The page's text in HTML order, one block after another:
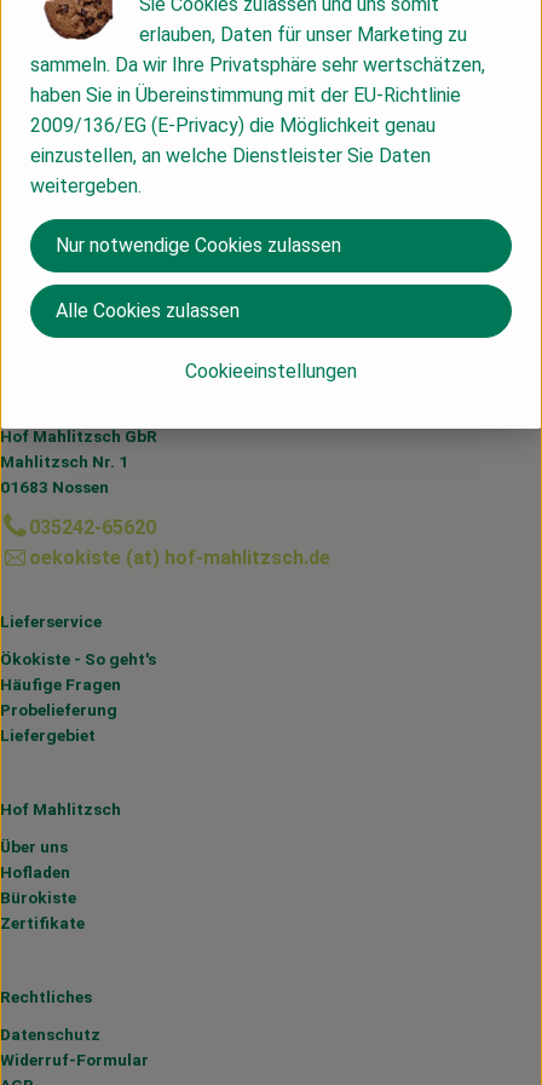
Info
Produktinformationen
Herkunft
Sachsen
Du hast eine Frage? Wir helfen dir gerne:
Hof Mahlitzsch GbR
Mahlitzsch Nr. 1
01683 Nossen
035242-65620
oekokiste (at) hof-mahlitzsch.de
Lieferservice
Ökokiste - So geht's
Häufige Fragen
Probelieferung
Liefergebiet
Hof Mahlitzsch
Über uns
Hofladen
Bürokiste
Zertifikate
Rechtliches
Datenschutz
Widerruf-Formular
erlauben, Daten für unser Marketing zu
sammeln. Da wir Ihre Privatsphäre sehr wertschätzen,
haben Sie in Übereinstimmung mit der EU-Richtlinie
2009/136/EG (E-Privacy) die Möglichkeit genau
einzustellen, an welche Dienstleister Sie Daten
weitergeben.
Cookieeinstellungen
Nur notwendige Cookies zulassen
Alle Cookies zulassen